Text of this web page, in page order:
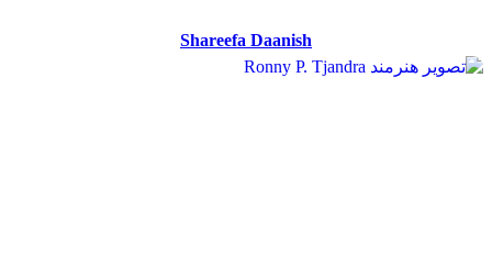
Shareefa Daanish